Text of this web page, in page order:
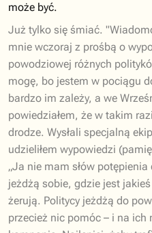
może być.
Już tylko się śmiać.
mnie wczoraj z prośbą o
powodziowej różnych
mogę, bo jestem w pociągu
bardzo im zależy, a we
powiedziałem, że w takim
drodze. Wysłali specjalną
udzieliłem wypowiedzi
„Ja nie mam słów
jeżdżą sobie, gdzie jest
żerują. Politycy jeżdżą do
przecież nic pomóc – i na ich